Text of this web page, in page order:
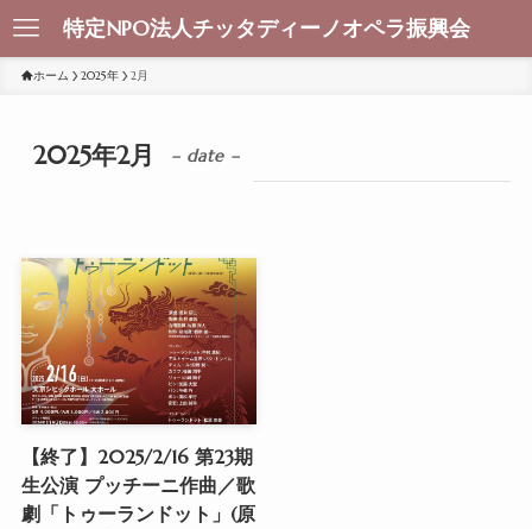
特定NPO法人チッタディーノオペラ振興会
ホーム 2025年 2月
2025年2月 – date –
【終了】2025/2/16 第23期
生公演 プッチーニ作曲／歌
劇「トゥーランドット」(原